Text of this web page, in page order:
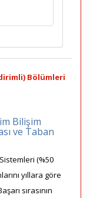
Bölümleri
Bilişim
ve Taban
(%50
yıllara göre
sırasının